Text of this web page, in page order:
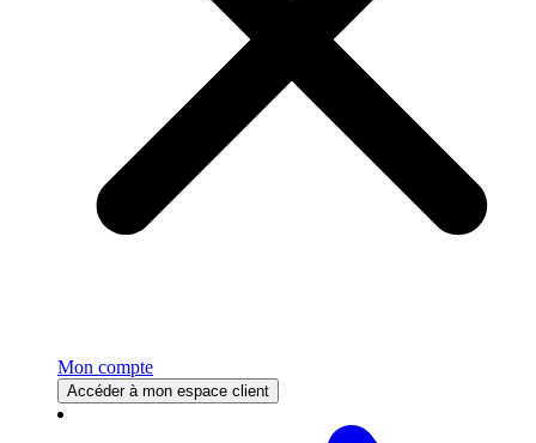
Mon compte
Accéder à mon espace client